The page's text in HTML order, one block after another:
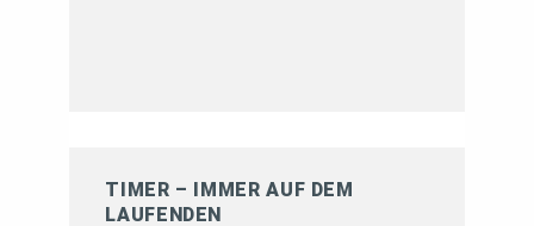
TIMER – IMMER AUF DEM
LAUFENDEN